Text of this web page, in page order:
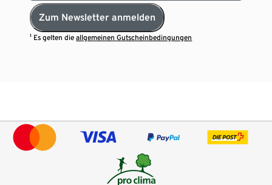
Zum Newsletter anmelden
¹ Es gelten dieallgemeinen Gutscheinbedingungen